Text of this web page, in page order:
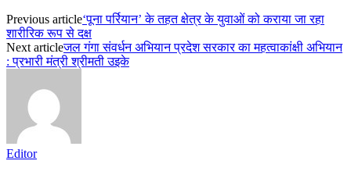
Previous article‘पूना पर्रियान’ के तहत क्षेत्र के युवाओं को कराया जा रहा
शारीरिक रूप से दक्ष
Next articleजल गंगा संवर्धन अभियान प्रदेश सरकार का महत्वाकांक्षी अभियान
: प्रभारी मंत्री श्रीमती उइके
Editor